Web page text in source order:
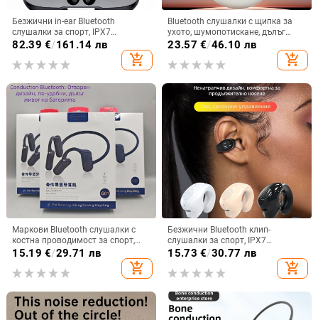
Безжични in-ear Bluetooth
слушалки за спорт, IPX7
водоустойчиви, дълъг живот на
шумопотискане
82.39 €/161.14 лв
add_shopping_cart
Bluetooth слушалки с щипка за
ухото, шумопотискане, дълъг
живот на батерията >8 ч, стерео
звук, обхват 10 м, Bluetooth 5.4
23.57 €/46.10 лв
add_shopping_cart
Маркови Bluetooth слушалки с
костна проводимост за спорт,
безжични, с висящ дизайн
15.19 €/29.71 лв
add_shopping_cart
Безжични Bluetooth клип-
слушалки за спорт, IPX7
водоустойчиви, обхват до 10 м,
Bluetooth 5.0, живот на батерията
4–8 ч, ниска латентност за игри
15.73 €/30.77 лв
add_shopping_cart